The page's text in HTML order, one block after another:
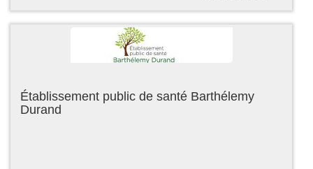
Établissement public de santé Barthélemy
Durand